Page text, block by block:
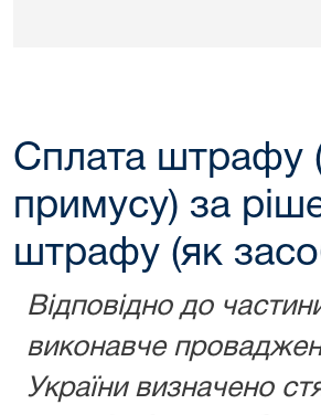
Сплата штрафу
примусу) за
штрафу (як
Відповідно до
виконавче
України визначено